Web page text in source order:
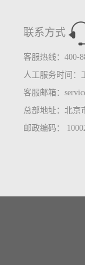
联系方式
客服热线：400-
人工服务时间：
客服邮箱：
总部地址：北京
邮政编码：